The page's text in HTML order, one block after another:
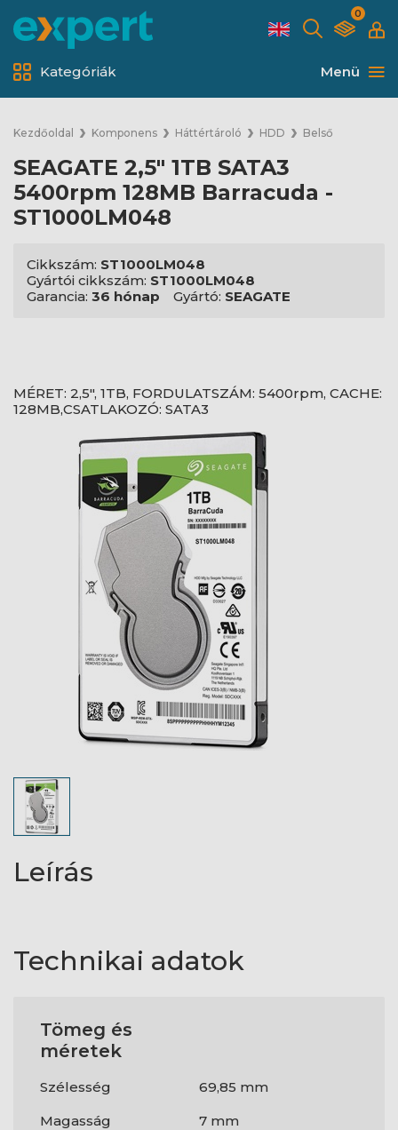
0
Menü
Kategóriák
Kezdőoldal Komponens Háttértároló HDD Belső
SEAGATE 2,5" 1TB SATA3
5400rpm 128MB Barracuda -
ST1000LM048
Cikkszám: ST1000LM048
Gyártói cikkszám: ST1000LM048
Garancia: 36 hónap Gyártó: SEAGATE
MÉRET: 2,5", 1TB, FORDULATSZÁM: 5400rpm, CACHE:
128MB,CSATLAKOZÓ: SATA3
Leírás
Technikai adatok
Tömeg és
méretek
Szélesség
69,85 mm
Magasság
7 mm